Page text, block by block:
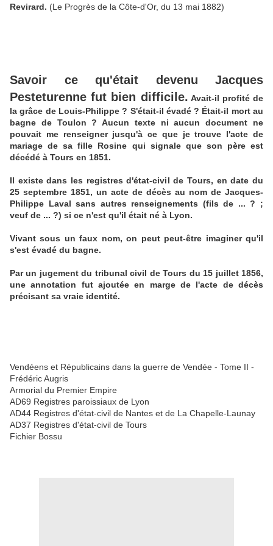
Revirard. (Le Progrès de la Côte-d'Or, du 13 mai 1882)
Savoir ce qu'était devenu Jacques
Pesteturenne fut bien difficile. Avait-il profité de
la grâce de Louis-Philippe ? S'était-il évadé ? Était-il mort au
bagne de Toulon ? Aucun texte ni aucun document ne
pouvait me renseigner jusqu'à ce que je trouve l'acte de
mariage de sa fille Rosine qui signale que son père est
décédé à Tours en 1851.
Il existe dans les registres d'état-civil de Tours, en date du
25 septembre 1851, un acte de décès au nom de Jacques-
Philippe Laval sans autres renseignements (fils de ... ? ;
veuf de ... ?) si ce n'est qu'il était né à Lyon.
Vivant sous un faux nom, on peut peut-être imaginer qu'il
s'est évadé du bagne.
Par un jugement du tribunal civil de Tours du 15 juillet 1856,
une annotation fut ajoutée en marge de l'acte de décès
précisant sa vraie identité.
Vendéens et Républicains dans la guerre de Vendée - Tome II -
Frédéric Augris
Armorial du Premier Empire
AD69 Registres paroissiaux de Lyon
AD44 Registres d'état-civil de Nantes et de La Chapelle-Launay
AD37 Registres d'état-civil de Tours
Fichier Bossu